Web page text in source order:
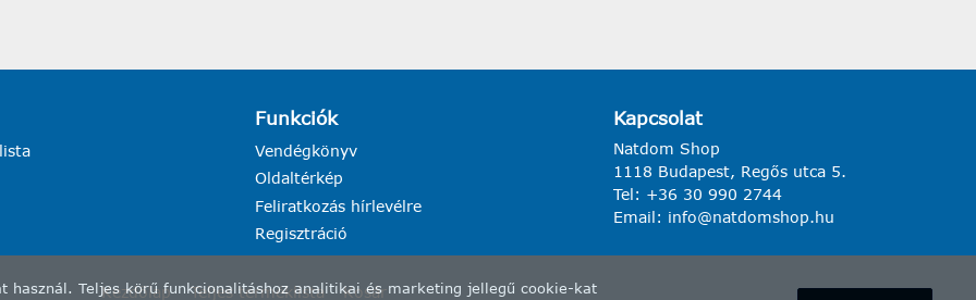
használ. Teljes körű funkcionalitáshoz analitikai és marketing jellegű cookie-kat
Funkciók
Vendégkönyv
Oldaltérkép
Feliratkozás hírlevélre
Regisztráció
Kapcsolat
Natdom Shop
1118 Budapest, Regős utca 5.
Tel: +36 30 990 2744
Email: info@natdomshop.hu
Kezdőlap Teljes terméklista Kosár